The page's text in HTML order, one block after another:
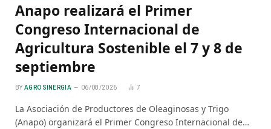
Anapo realizará el Primer
Congreso Internacional de
Agricultura Sostenible el 7 y 8 de
septiembre
BY AGRO SINERGIA 06/08/2026 7
La Asociación de Productores de Oleaginosas y Trigo
(Anapo) organizará el Primer Congreso Internacional de…